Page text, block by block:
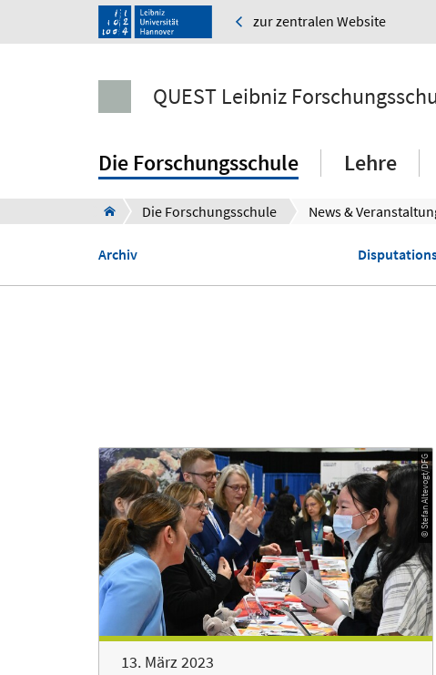
zur zentralen Website
QUEST Leibniz
Die Forschungsschule Lehre
Die Forschungsschule News &
Archiv
© Stefan Altevogt/DFG
13. März 2023